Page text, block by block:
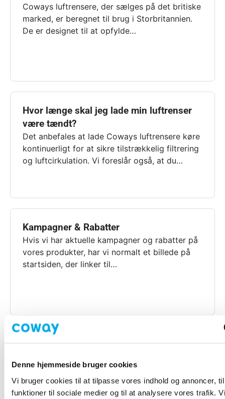
Denne hjemmeside bruger cookies
Vi bruger cookies til at tilpasse vores indhold og annoncer,
funktioner til sociale medier og til at analysere vores trafik.
Coways luftrensere, der sælges på det britiske
marked, er beregnet til brug i Storbritannien.
De er designet til at opfylde…
Hvor længe skal jeg lade min luftrenser
være tændt?
Det anbefales at lade Coways luftrensere køre
kontinuerligt for at sikre tilstrækkelig filtrering
og luftcirkulation. Vi foreslår også, at du…
Kampagner & Rabatter
Hvis vi har aktuelle kampagner og rabatter på
vores produkter, har vi normalt et billede på
startsiden, der linker til…
autoriserede distributører i hvert land. For
spørgsmål eller problemer vedrørende
vandrensere eller vandfiltre i Storbritannien,…